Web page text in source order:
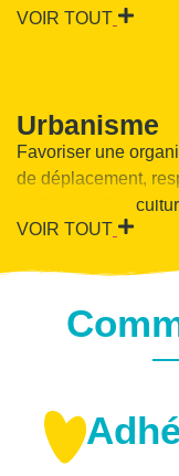
VOIR TOUT
Urbanisme
Favoriser une
de déplacement,
architectural et
VOIR TOUT